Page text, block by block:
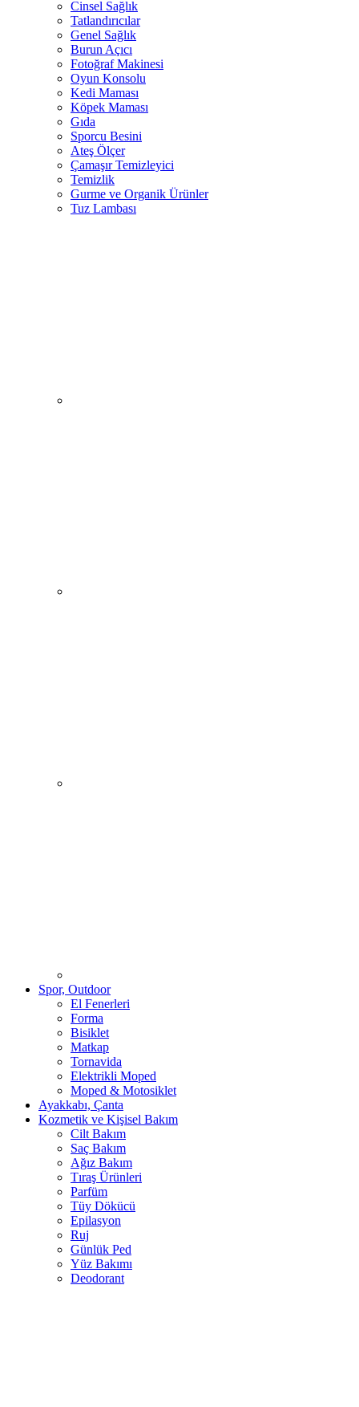
Cinsel Sağlık
Tatlandırıcılar
Genel Sağlık
Burun Açıcı
Fotoğraf Makinesi
Oyun Konsolu
Kedi Maması
Köpek Maması
Gıda
Sporcu Besini
Ateş Ölçer
Çamaşır Temizleyici
Temizlik
Gurme ve Organik Ürünler
Tuz Lambası
Spor, Outdoor
El Fenerleri
Forma
Bisiklet
Matkap
Tornavida
Elektrikli Moped
Moped & Motosiklet
Ayakkabı, Çanta
Kozmetik ve Kişisel Bakım
Cilt Bakım
Saç Bakım
Ağız Bakım
Tıraş Ürünleri
Parfüm
Tüy Dökücü
Epilasyon
Ruj
Günlük Ped
Yüz Bakımı
Deodorant